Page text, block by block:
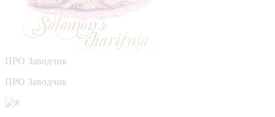
ПРО Заводчик
ПРО Заводчик